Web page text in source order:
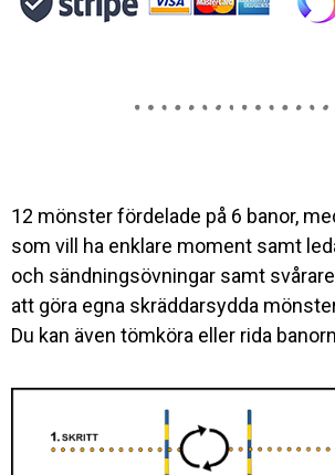
12 mönster fördelade på 6 banor,
som vill ha enklare moment samt
och sändningsövningar samt
att göra egna skräddarsydda
Du kan även tömköra eller rida